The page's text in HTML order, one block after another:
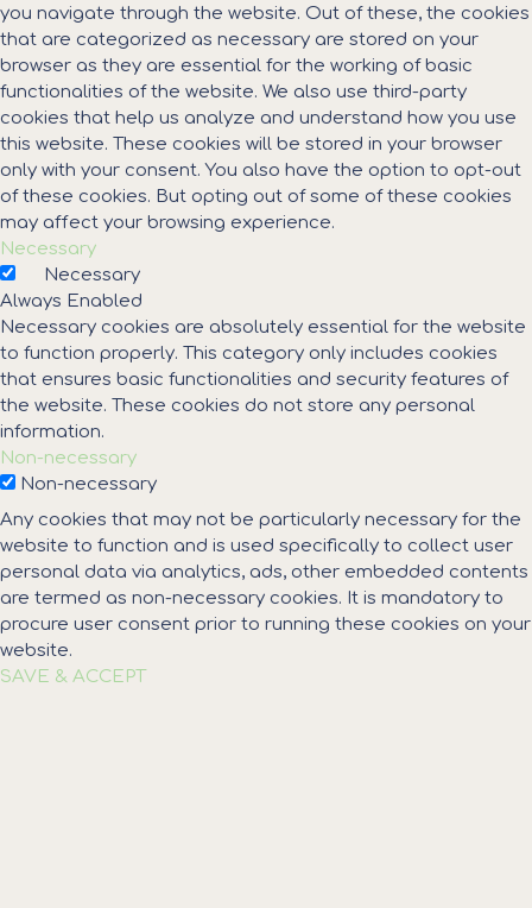
you navigate through the website. Out of these, the cookies
that are categorized as necessary are stored on your
browser as they are essential for the working of basic
functionalities of the website. We also use third-party
cookies that help us analyze and understand how you use
this website. These cookies will be stored in your browser
only with your consent. You also have the option to opt-out
of these cookies. But opting out of some of these cookies
may affect your browsing experience.
Necessary
Necessary
Always Enabled
Necessary cookies are absolutely essential for the website
to function properly. This category only includes cookies
that ensures basic functionalities and security features of
the website. These cookies do not store any personal
information.
Non-necessary
Non-necessary
Any cookies that may not be particularly necessary for the
website to function and is used specifically to collect user
personal data via analytics, ads, other embedded contents
are termed as non-necessary cookies. It is mandatory to
procure user consent prior to running these cookies on your
website.
SAVE & ACCEPT